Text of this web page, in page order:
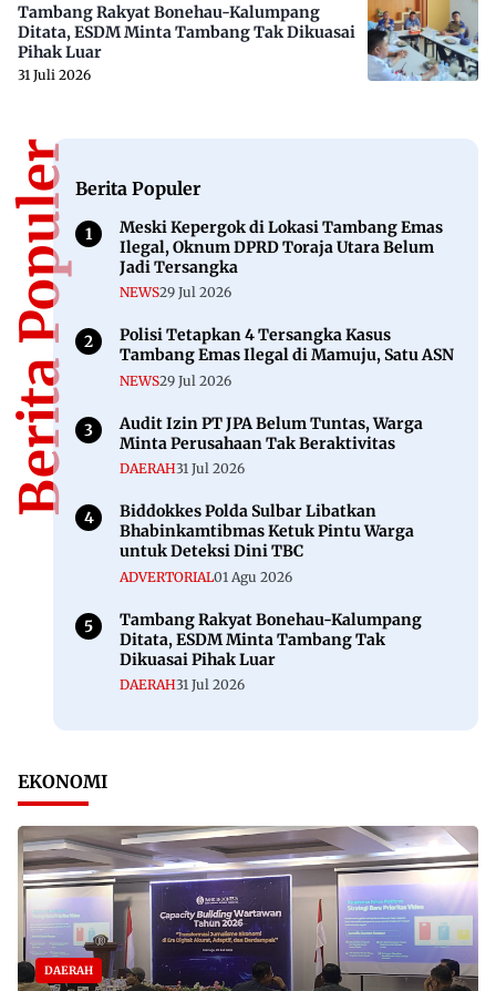
Tambang Rakyat Bonehau-Kalumpang
Ditata, ESDM Minta Tambang Tak Dikuasai
Pihak Luar
31 Juli 2026
Berita PopulerBerita Populer
Meski Kepergok di Lokasi Tambang Emas
Ilegal, Oknum DPRD Toraja Utara Belum
Jadi Tersangka
NEWS29 Jul 2026
Polisi Tetapkan 4 Tersangka Kasus
Tambang Emas Ilegal di Mamuju, Satu ASN
NEWS29 Jul 2026
Audit Izin PT JPA Belum Tuntas, Warga
Minta Perusahaan Tak Beraktivitas
DAERAH31 Jul 2026
Biddokkes Polda Sulbar Libatkan
Bhabinkamtibmas Ketuk Pintu Warga
untuk Deteksi Dini TBC
ADVERTORIAL01 Agu 2026
Tambang Rakyat Bonehau-Kalumpang
Ditata, ESDM Minta Tambang Tak
Dikuasai Pihak Luar
DAERAH31 Jul 2026
EKONOMI
DAERAH